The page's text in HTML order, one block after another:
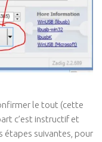
le tout (cette
c’est instructif et
étapes suivantes, pour